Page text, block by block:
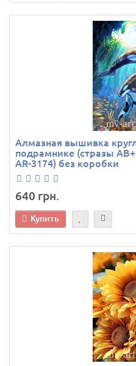
Алмазная вышивка
подрамнике (стразы
AR-3174) без коробки
640 грн.
Купить